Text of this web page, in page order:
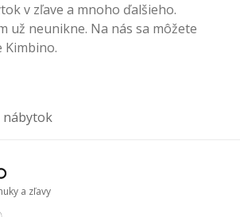
v zľave a mnoho ďalšieho.
už neunikne. Na nás sa môžete
Kimbino.
nábytok
a zľavy